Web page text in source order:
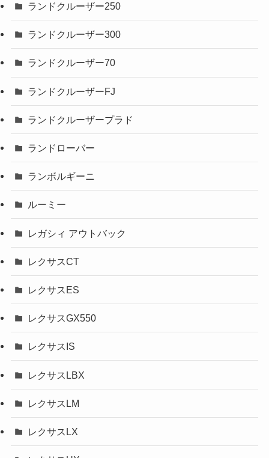
ランドクルーザー250
ランドクルーザー300
ランドクルーザー70
ランドクルーザーFJ
ランドクルーザープラド
ランドローバー
ランボルギーニ
ルーミー
レガシィ アウトバック
レクサスCT
レクサスES
レクサスGX550
レクサスIS
レクサスLBX
レクサスLM
レクサスLX